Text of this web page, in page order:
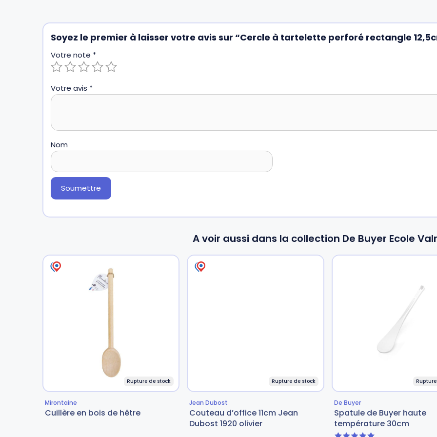
Soyez le premier à laisser votre avis sur “Cercle à tartelette perforé rectangle
Votre note *
Votre avis *
Nom
A voir aussi dans la collection De Buyer Ecole
Rupture de stock
Mirontaine
Cuillère en bois de hêtre
Rupture de stock
Jean Dubost
Couteau d’office 11cm Jean
Dubost 1920 olivier
De Buyer
Spatule de Buyer haute
température 30cm